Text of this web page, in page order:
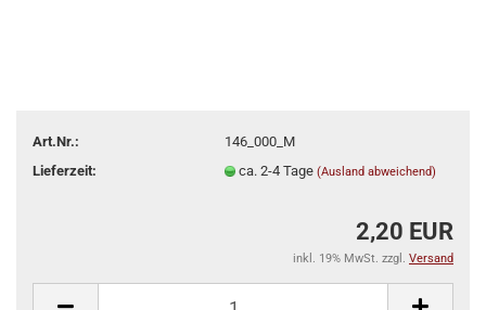
Art.Nr.:
146_000_M
Lieferzeit:
ca. 2-4 Tage (Ausland abweichend)
2,20 EUR
inkl. 19% MwSt. zzgl. Versand